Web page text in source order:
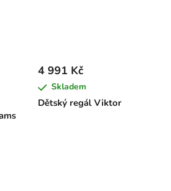
Dětský regál Viktor
4 991 Kč
Skladem